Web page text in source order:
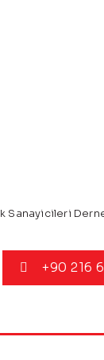
Sanayicileri
+90 216